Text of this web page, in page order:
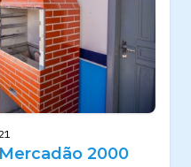
2000